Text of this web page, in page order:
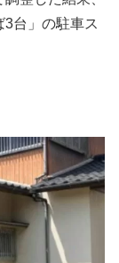
3台」の駐車ス